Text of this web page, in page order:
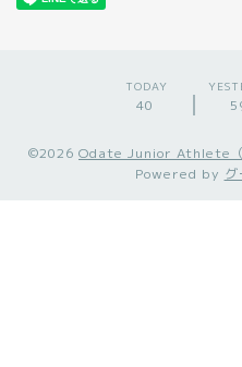
TODAY
40
©2026 Odate Junior Athlete（
Powered by グ